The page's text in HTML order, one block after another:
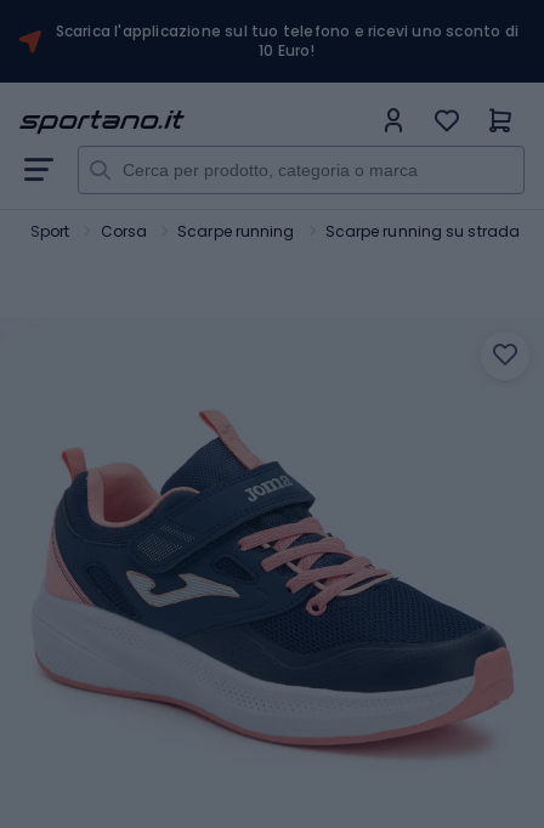
Scarica l'applicazione sul tuo telefono e ricevi uno sconto di
10 Euro!
Sport Corsa Scarpe running Scarpe running su strada